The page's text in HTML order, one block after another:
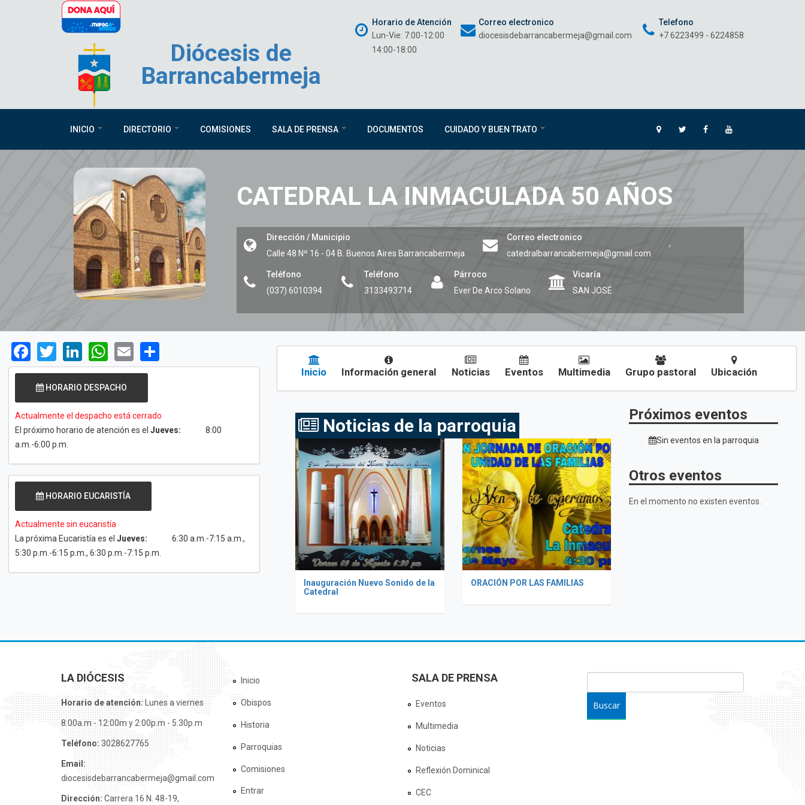
Pasar al contenido principal
Diócesis de
Barrancabermeja
Horario de Atención
Lun-Vie: 7:00-12:00
14:00-18:00
Correo electronico
diocesisdebarrancabermeja@gmail.com
Telefono
+7 6223499 - 6224858
INICIO DIRECTORIO COMISIONES SALA DE PRENSA DOCUMENTOS CUIDADO Y BUEN TRATO
CATEDRAL LA INMACULADA 50 AÑOS
Dirección / Municipio
Calle 48 Nº 16 - 04 B. Buenos Aires Barrancabermeja
Correo electronico
catedralbarrancabermeja@gmail.com
Teléfono
(037) 6010394
,
Teléfono
3133493714
Párroco
Ever De Arco Solano
Vicaría
SAN JOSÉ
Facebook
TwitterLinkedIn
WhatsApp
Email
HORARIO DESPACHO
Actualmente el despacho está cerrado
El próximo horario de atención es el Jueves:
8:00
a.m.-6:00 p.m.
HORARIO EUCARISTÍA
Actualmente sin eucaristía
La próxima Eucaristía es el Jueves:
6:30 a.m.-7:15 a.m.,
5:30 p.m.-6:15 p.m., 6:30 p.m.-7:15 p.m.
Inicio Información general Noticias Eventos Multimedia Grupo pastoral Ubicación
Noticias de la parroquia
Inauguración Nuevo Sonido de la
Catedral
ORACIÓN POR LAS FAMILIAS
Próximos eventos
Sin eventos en la parroquia
Otros eventos
En el momento no existen eventos.
LA DIÓCESIS
Horario de atención:Lunes a viernes
8:00a.m - 12:00m y 2:00p.m - 5:30p.m
Teléfono:3028627765
Email:
diocesisdebarrancabermeja@gmail.com
Dirección:Carrera 16 N. 48-19,
Inicio
Obispos
Historia
Parroquias
Comisiones
Entrar
SALA DE PRENSA
Eventos
Multimedia
Noticias
Reflexión Dominical
CEC
FORMULARIO DE BÚSQUEDA